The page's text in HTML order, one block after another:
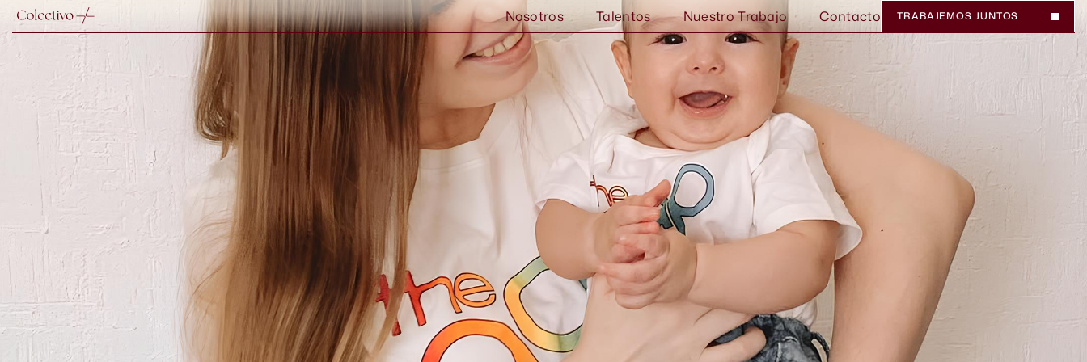
Nosotros Talentos Nuestro Trabajo Contacto TRABAJEMOS JUNTOS